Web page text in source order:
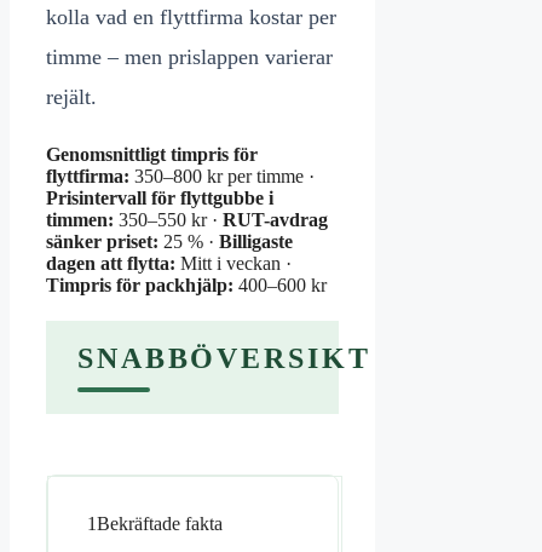
kolla vad en flyttfirma kostar per
timme – men prislappen varierar
rejält.
Genomsnittligt timpris för
flyttfirma: 350–800 kr per timme ·
Prisintervall för flyttgubbe i
timmen: 350–550 kr · RUT-avdrag
sänker priset: 25 % · Billigaste
dagen att flytta: Mitt i veckan ·
Timpris för packhjälp: 400–600 kr
SNABBÖVERSIKT
1Bekräftade fakta